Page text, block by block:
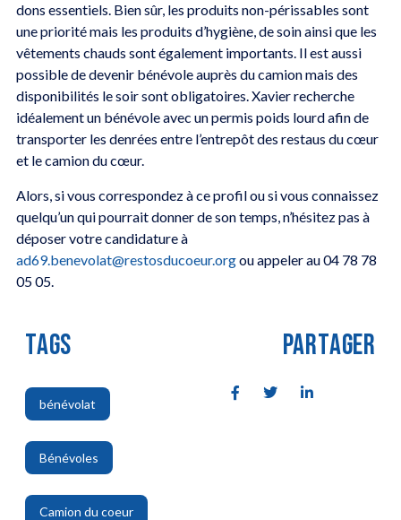
dons essentiels. Bien sûr, les produits non-périssables sont
une priorité mais les produits d’hygiène, de soin ainsi que les
vêtements chauds sont également importants. Il est aussi
possible de devenir bénévole auprès du camion mais des
disponibilités le soir sont obligatoires. Xavier recherche
idéalement un bénévole avec un permis poids lourd afin de
transporter les denrées entre l’entrepôt des restaus du cœur
et le camion du cœur.
Alors, si vous correspondez à ce profil ou si vous connaissez
quelqu’un qui pourrait donner de son temps, n’hésitez pas à
déposer votre candidature à
ad69.benevolat@restosducoeur.orgou appeler au 04 78 78
05 05.
TAGS
bénévolat
,
Bénévoles
,
Camion du coeur
PARTAGER